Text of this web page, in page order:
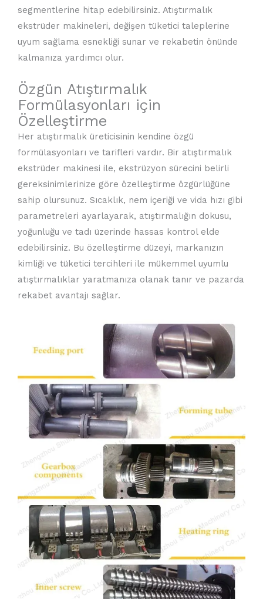
segmentlerine hitap edebilirsiniz. Atıştırmalık
ekstrüder makineleri, değişen tüketici taleplerine
uyum sağlama esnekliği sunar ve rekabetin önünde
kalmanıza yardımcı olur.
Özgün Atıştırmalık
Formülasyonları için
Özelleştirme
Her atıştırmalık üreticisinin kendine özgü
formülasyonları ve tarifleri vardır. Bir atıştırmalık
ekstrüder makinesi ile, ekstrüzyon sürecini belirli
gereksinimlerinize göre özelleştirme özgürlüğüne
sahip olursunuz. Sıcaklık, nem içeriği ve vida hızı gibi
parametreleri ayarlayarak, atıştırmalığın dokusu,
yoğunluğu ve tadı üzerinde hassas kontrol elde
edebilirsiniz. Bu özelleştirme düzeyi, markanızın
kimliği ve tüketici tercihleri ile mükemmel uyumlu
atıştırmalıklar yaratmanıza olanak tanır ve pazarda
rekabet avantajı sağlar.